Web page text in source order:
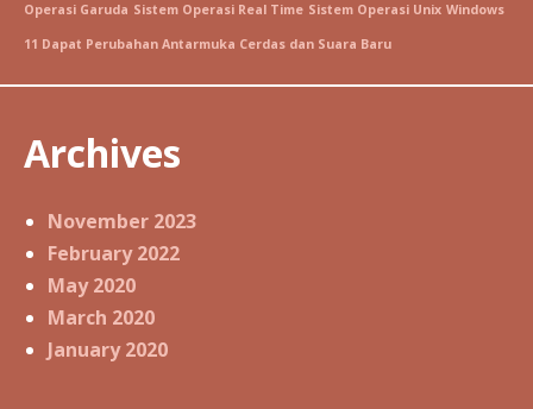
Operasi Garuda Sistem Operasi Real Time Sistem Operasi Unix Windows
11 Dapat Perubahan Antarmuka Cerdas dan Suara Baru
Archives
November 2023
February 2022
May 2020
March 2020
January 2020